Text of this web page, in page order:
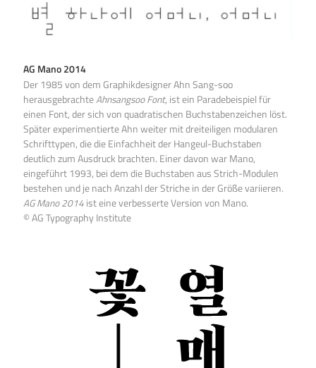
AG Mano 2014
Der 1985 von dem Graphikdesigner Ahn Sang-soo
herausgebrachteAhnsangsoo Font, ist ein Paradebeispiel für
einen Font, der sich von quadratischen Buchstabenzeichen löst.
Später experimentierte Ahn weiter mit dreiteiligen modularen
Schrifttypen, die die Einfachheit der Hangeul-Buchstaben
deutlich zum Ausdruck brachten. Einer davon war Mano,
eingeführt 1993, bei dem die Buchstaben aus Strich-Modulen
bestehen und je nach Anzahl der Striche in der Größe variieren.
AG Mano 2014 ist eine verbesserte Version von Mano.
© AG Typography Institute